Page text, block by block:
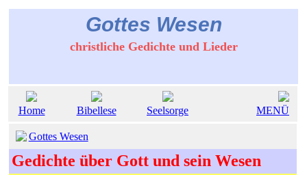
Gottes Wesen
christliche Gedichte und Lieder
Home Bibellese Seelsorge MENÜ
Gottes Wesen
Gedichte über Gott und sein Wesen